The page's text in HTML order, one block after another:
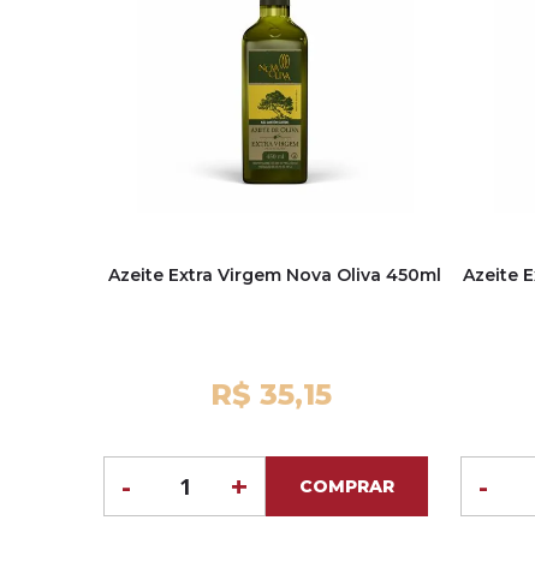
Azeite Extra Virgem Nova Oliva 450ml
R$ 35,15
+
- COMPRAR
Azeite
-